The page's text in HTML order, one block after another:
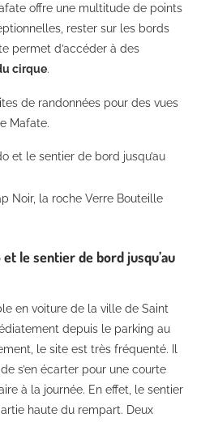
offre une multitude de points
rester sur les bords
permet d’accéder à des
cirque.
de randonnées pour des vues
Mafate.
et le sentier de bord jusqu’au
Noir, la roche Verre Bouteille
le sentier de bord jusqu’au
en voiture de la ville de Saint
depuis le parking au
le site est très fréquenté. Il
s’en écarter pour une courte
à la journée. En effet, le sentier
haute du rempart. Deux